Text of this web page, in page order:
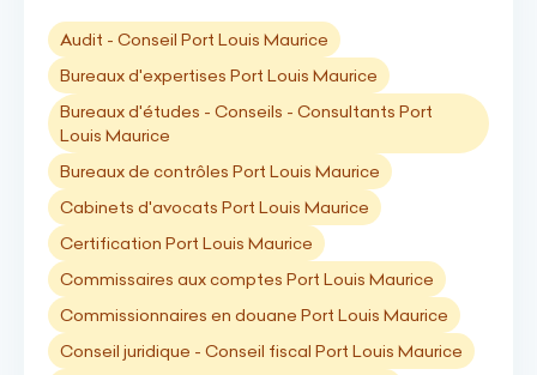
Audit - Conseil Port Louis Maurice
Bureaux d'expertises Port Louis Maurice
Bureaux d'études - Conseils - Consultants Port
Louis Maurice
Bureaux de contrôles Port Louis Maurice
Cabinets d'avocats Port Louis Maurice
Certification Port Louis Maurice
Commissaires aux comptes Port Louis Maurice
Commissionnaires en douane Port Louis Maurice
Conseil juridique - Conseil fiscal Port Louis Maurice